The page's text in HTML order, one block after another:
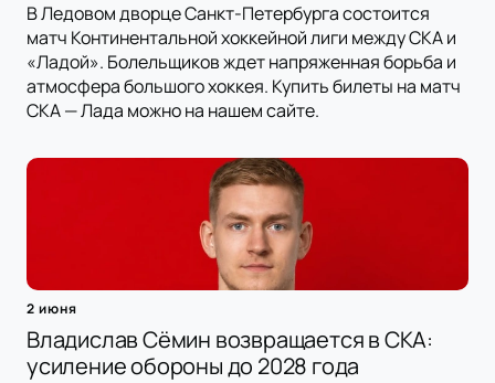
В Ледовом дворце Санкт-Петербурга состоится
матч Континентальной хоккейной лиги между СКА и
«Ладой». Болельщиков ждет напряженная борьба и
атмосфера большого хоккея. Купить билеты на матч
СКА — Лада можно на нашем сайте.
2 июня
Владислав Сёмин возвращается в СКА:
усиление обороны до 2028 года